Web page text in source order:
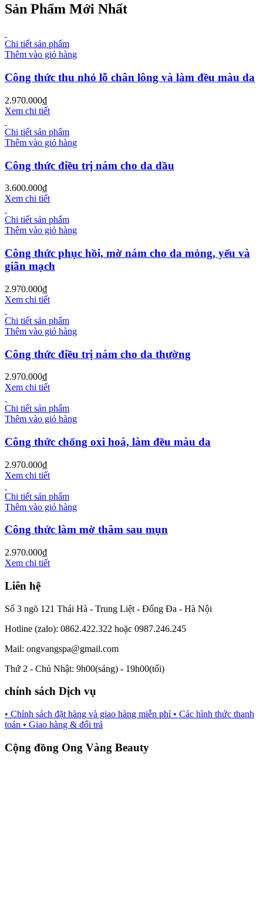
Sản Phẩm Mới Nhất
Chi tiết sản phẩm
Thêm vào giỏ hàng
Công thức thu nhỏ lỗ chân lông và làm đều màu da
2.970.000₫
Xem chi tiết
Chi tiết sản phẩm
Thêm vào giỏ hàng
Công thức điều trị nám cho da dầu
3.600.000₫
Xem chi tiết
Chi tiết sản phẩm
Thêm vào giỏ hàng
Công thức phục hồi, mờ nám cho da mỏng, yếu và
giãn mạch
2.970.000₫
Xem chi tiết
Chi tiết sản phẩm
Thêm vào giỏ hàng
Công thức điều trị nám cho da thường
2.970.000₫
Xem chi tiết
Chi tiết sản phẩm
Thêm vào giỏ hàng
Công thức chống oxi hoá, làm đều màu da
2.970.000₫
Xem chi tiết
Chi tiết sản phẩm
Thêm vào giỏ hàng
Công thức làm mờ thâm sau mụn
2.970.000₫
Xem chi tiết
Liên hệ
Số 3 ngõ 121 Thái Hà - Trung Liệt - Đống Đa - Hà Nội
Hotline (zalo): 0862.422.322 hoặc 0987.246.245
Mail: ongvangspa@gmail.com
Thứ 2 - Chủ Nhật: 9h00(sáng) - 19h00(tối)
chính sách Dịch vụ
• Chính sách đặt hàng và giao hàng miễn phí • Các hình thức thanh
toán • Giao hàng & đổi trả
Cộng đồng Ong Vàng Beauty